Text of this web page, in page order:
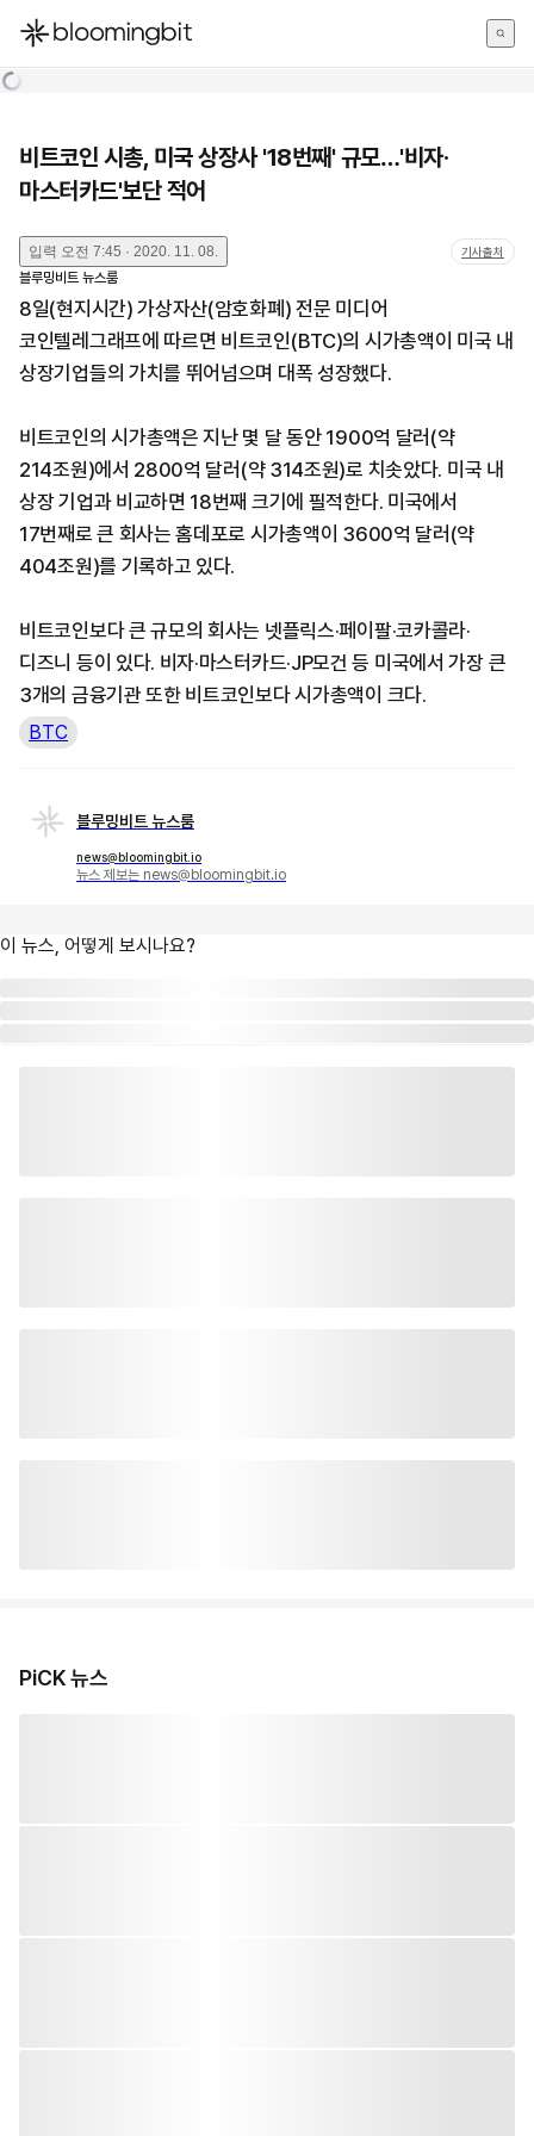
한국어
비트코인 시총, 미국 상장사 '18번째' 규모…'비자·
마스터카드'보단 적어
입력 오전 7:45 · 2020. 11. 08. 기사출처
블루밍비트 뉴스룸
8일(현지시간) 가상자산(암호화폐) 전문 미디어
코인텔레그래프에 따르면 비트코인(BTC)의 시가총액이 미국 내
상장기업들의 가치를 뛰어넘으며 대폭 성장했다.
비트코인의 시가총액은 지난 몇 달 동안 1900억 달러(약
214조원)에서 2800억 달러(약 314조원)로 치솟았다. 미국 내
상장 기업과 비교하면 18번째 크기에 필적한다. 미국에서
17번째로 큰 회사는 홈데포로 시가총액이 3600억 달러(약
404조원)를 기록하고 있다.
비트코인보다 큰 규모의 회사는 넷플릭스·페이팔·코카콜라·
디즈니 등이 있다. 비자·마스터카드·JP모건 등 미국에서 가장 큰
3개의 금융기관 또한 비트코인보다 시가총액이 크다.
BTC
블루밍비트 뉴스룸
news@bloomingbit.io
뉴스 제보는 news@bloomingbit.io
이 뉴스, 어떻게 보시나요?
PiCK 뉴스